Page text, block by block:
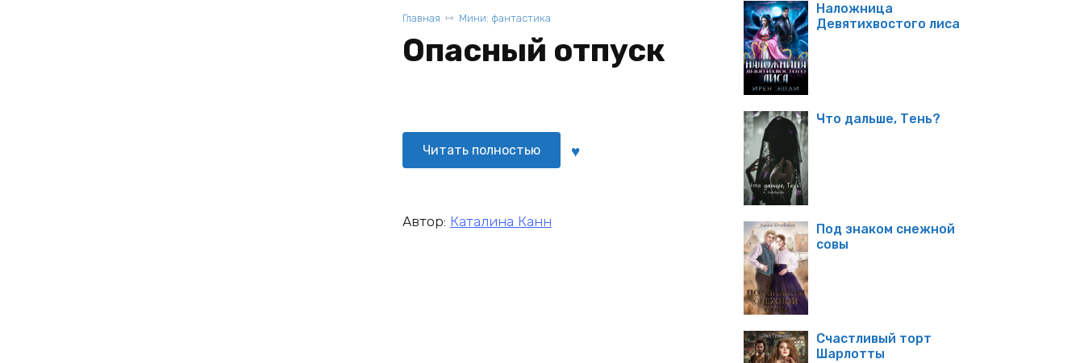
Главная Мини: фантастика
Опасный отпуск
Читать полностью
Автор: Каталина Канн
Наложница
Девятихвостого лиса
Что дальше, Тень?
Под знаком снежной
совы
Счастливый торт
Шарлотты